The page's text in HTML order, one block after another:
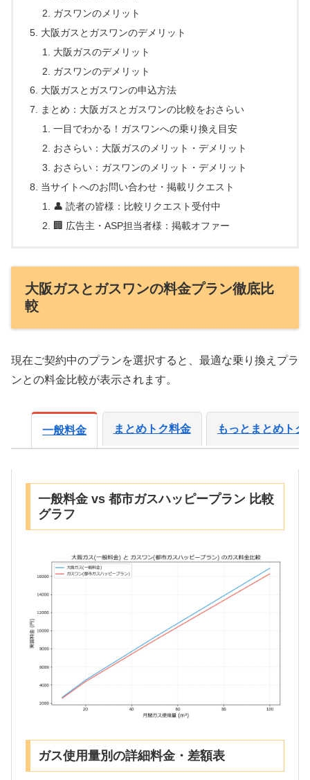
ガスワンのメリット
大阪ガスとガスワンのデメリット
大阪ガスのデメリット
ガスワンのデメリット
大阪ガスとガスワンの申込方法
まとめ：大阪ガスとガスワンの比較をおさらい
一目でわかる！ガスワンへの乗り換え目安
おさらい：大阪ガスのメリット・デメリット
おさらい：ガスワンのメリット・デメリット
当サイトへのお問い合わせ・掲載リクエスト
👤 読者の皆様：比較リクエスト受付中
🏢 広告主・ASP担当者様：掲載オファー
大阪ガスとガスワンの料金プラン徹底比
較
現在ご契約中のプランを選択すると、最適な乗り換えプラ
ンとの料金比較が表示されます。
一般料金 まとめトク料金 もっとまとめトク
一般料金 vs 都市ガスハッピープラン 比較
グラフ
ガス使用量別の詳細料金・差額表